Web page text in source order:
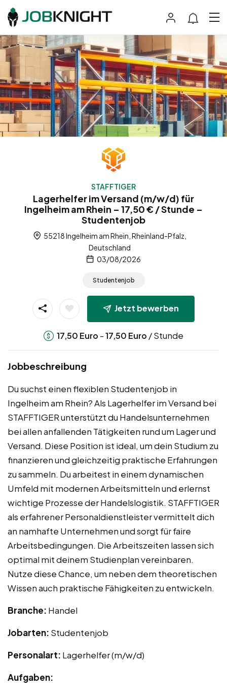
STAFFTIGER
Lagerhelfer im Versand (m/w/d) für
Ingelheim am Rhein – 17,50 € / Stunde –
Studentenjob
55218 Ingelheim am Rhein, Rheinland-Pfalz,
Deutschland
03/08/2026
Studentenjob
Jetzt bewerben
17,50 Euro -17,50 Euro / Stunde
Jobbeschreibung
Du suchst einen flexiblen Studentenjob in
Ingelheim am Rhein? Als Lagerhelfer im Versand bei
STAFFTIGER unterstützt du Handelsunternehmen
bei allen anfallenden Tätigkeiten rund um Lager und
Versand. Diese Position ist ideal, um dein Studium zu
finanzieren und gleichzeitig praktische Erfahrungen
zu sammeln. Du arbeitest in einem dynamischen
Umfeld mit modernen Arbeitsmitteln und erlernst
wichtige Prozesse der Handelslogistik. STAFFTIGER
als erfahrener Personaldienstleister vermittelt dich
an namhafte Unternehmen und sorgt für faire
Arbeitsbedingungen. Die Arbeitszeiten lassen sich
optimal mit deinem Studienplan vereinbaren.
Nutze diese Chance, um neben dem theoretischen
Wissen auch praktische Fähigkeiten zu entwickeln.
Branche: Handel
Jobarten: Studentenjob
Personalart: Lagerhelfer (m/w/d)
Aufgaben: